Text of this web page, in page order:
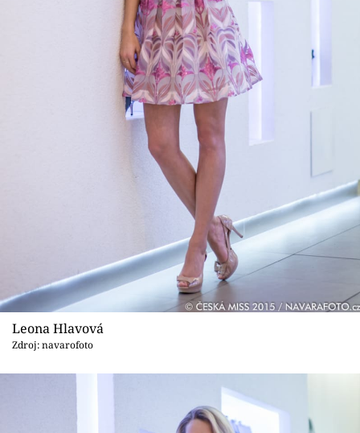
Leona Hlavová
Zdroj: navarofoto